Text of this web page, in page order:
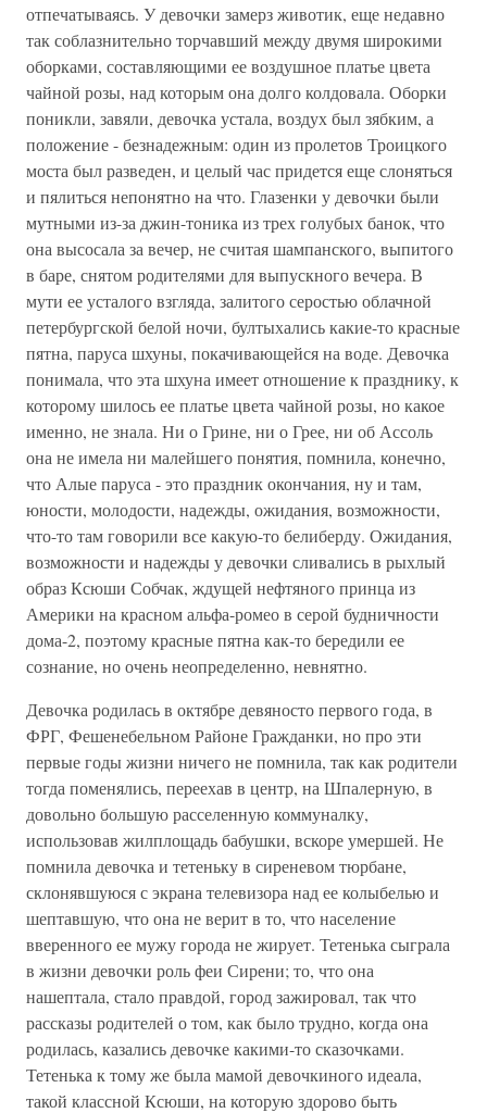
отпечатываясь. У девочки замерз животик, еще недавно
так соблазнительно торчавший между двумя широкими
оборками, составляющими ее воздушное платье цвета
чайной розы, над которым она долго колдовала. Оборки
поникли, завяли, девочка устала, воздух был зябким, а
положение - безнадежным: один из пролетов Троицкого
моста был разведен, и целый час придется еще слоняться
и пялиться непонятно на что. Глазенки у девочки были
мутными из-за джин-тоника из трех голубых банок, что
она высосала за вечер, не считая шампанского, выпитого
в баре, снятом родителями для выпускного вечера. В
мути ее усталого взгляда, залитого серостью облачной
петербургской белой ночи, бултыхались какие-то красные
пятна, паруса шхуны, покачивающейся на воде. Девочка
понимала, что эта шхуна имеет отношение к празднику, к
которому шилось ее платье цвета чайной розы, но какое
именно, не знала. Ни о Грине, ни о Грее, ни об Ассоль
она не имела ни малейшего понятия, помнила, конечно,
что Алые паруса - это праздник окончания, ну и там,
юности, молодости, надежды, ожидания, возможности,
что-то там говорили все какую-то белиберду. Ожидания,
возможности и надежды у девочки сливались в рыхлый
образ Ксюши Собчак, ждущей нефтяного принца из
Америки на красном альфа-ромео в серой будничности
дома-2, поэтому красные пятна как-то бередили ее
сознание, но очень неопределенно, невнятно.
Девочка родилась в октябре девяносто первого года, в
ФРГ, Фешенебельном Районе Гражданки, но про эти
первые годы жизни ничего не помнила, так как родители
тогда поменялись, переехав в центр, на Шпалерную, в
довольно большую расселенную коммуналку,
использовав жилплощадь бабушки, вскоре умершей. Не
помнила девочка и тетеньку в сиреневом тюрбане,
склонявшуюся с экрана телевизора над ее колыбелью и
шептавшую, что она не верит в то, что население
вверенного ее мужу города не жирует. Тетенька сыграла
в жизни девочки роль феи Сирени; то, что она
нашептала, стало правдой, город зажировал, так что
рассказы родителей о том, как было трудно, когда она
родилась, казались девочке какими-то сказочками.
Тетенька к тому же была мамой девочкиного идеала,
такой классной Ксюши, на которую здорово быть